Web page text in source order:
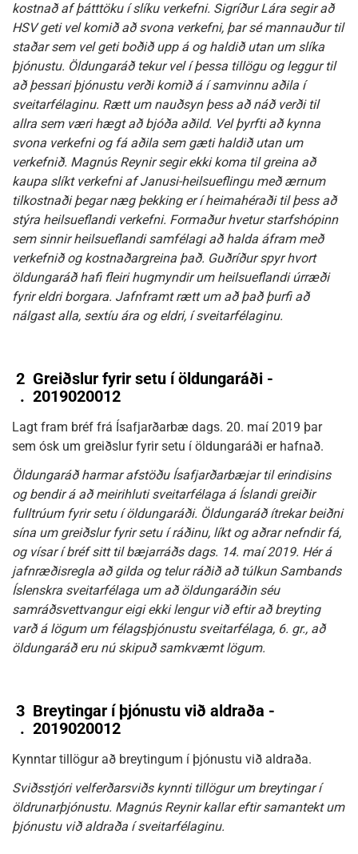
kostnað af þátttöku í slíku verkefni. Sigríður Lára segir að
HSV geti vel komið að svona verkefni, þar sé mannauður til
staðar sem vel geti boðið upp á og haldið utan um slíka
þjónustu. Öldungaráð tekur vel í þessa tillögu og leggur til
að þessari þjónustu verði komið á í samvinnu aðila í
sveitarfélaginu. Rætt um nauðsyn þess að náð verði til
allra sem væri hægt að bjóða aðild. Vel þyrfti að kynna
svona verkefni og fá aðila sem gæti haldið utan um
verkefnið. Magnús Reynir segir ekki koma til greina að
kaupa slíkt verkefni af Janusi-heilsueflingu með ærnum
tilkostnaði þegar næg þekking er í heimahéraði til þess að
stýra heilsueflandi verkefni. Formaður hvetur starfshópinn
sem sinnir heilsueflandi samfélagi að halda áfram með
verkefnið og kostnaðargreina það. Guðríður spyr hvort
öldungaráð hafi fleiri hugmyndir um heilsueflandi úrræði
fyrir eldri borgara. Jafnframt rætt um að það þurfi að
nálgast alla, sextíu ára og eldri, í sveitarfélaginu.
2
.
Greiðslur fyrir setu í öldungaráði -
2019020012
Lagt fram bréf frá Ísafjarðarbæ dags. 20. maí 2019 þar
sem ósk um greiðslur fyrir setu í öldungaráði er hafnað.
Öldungaráð harmar afstöðu Ísafjarðarbæjar til erindisins
og bendir á að meirihluti sveitarfélaga á Íslandi greiðir
fulltrúum fyrir setu í öldungaráði. Öldungaráð ítrekar beiðni
sína um greiðslur fyrir setu í ráðinu, líkt og aðrar nefndir fá,
og vísar í bréf sitt til bæjarráðs dags. 14. maí 2019. Hér á
jafnræðisregla að gilda og telur ráðið að túlkun Sambands
Íslenskra sveitarfélaga um að öldungaráðin séu
samráðsvettvangur eigi ekki lengur við eftir að breyting
varð á lögum um félagsþjónustu sveitarfélaga, 6. gr., að
öldungaráð eru nú skipuð samkvæmt lögum.
3
.
Breytingar í þjónustu við aldraða -
2019020012
Kynntar tillögur að breytingum í þjónustu við aldraða.
Sviðsstjóri velferðarsviðs kynnti tillögur um breytingar í
öldrunarþjónustu. Magnús Reynir kallar eftir samantekt um
þjónustu við aldraða í sveitarfélaginu.